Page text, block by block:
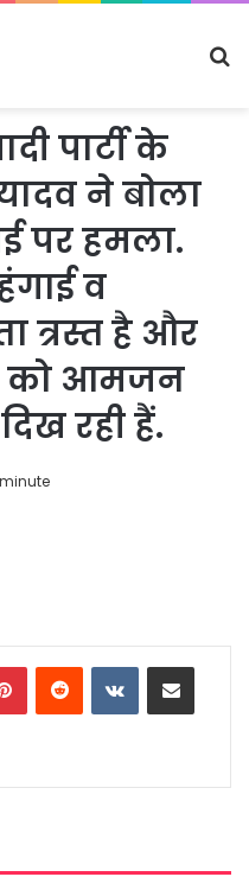
पार्टी के
ने बोला
पर हमला.
व
त्रस्त है और
को आमजन
रही हैं.
PinterestReddit VKontakteShare via Email